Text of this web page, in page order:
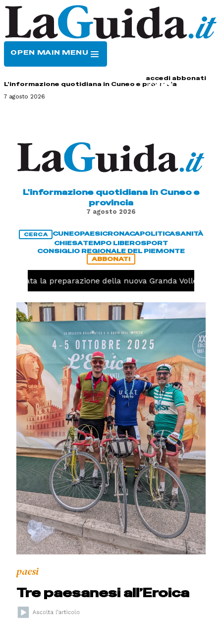
OPEN MAIN MENU
accedi abbonati
L'informazione quotidiana in Cuneo e provincia
7 agosto 2026
L'informazione quotidiana in Cuneo e
provincia
7 agosto 2026
CERCA CUNEOPAESICRONACAPOLITICASANITÀ
CHIESATEMPO LIBEROSPORT
CONSIGLIO REGIONALE DEL PIEMONTE
ABBONATI
la preparazione della nuova Granda Volley (FOTO e
paesi
Tre paesanesi all’Eroica